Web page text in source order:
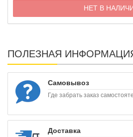
НЕТ В
ПОЛЕЗНАЯ
Самовывоз
Где забрать заказ
Доставка